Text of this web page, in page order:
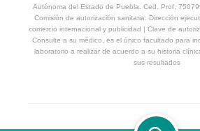
Autónoma del Estado de Puebla. Ced. Prof.
Comisión de autorización sanitaria. Dirección
comercio internacional y publicidad | Clave de
Consulte a su médico, es el único facultado para
laboratorio a realizar de acuerdo a su historia
sus resultados